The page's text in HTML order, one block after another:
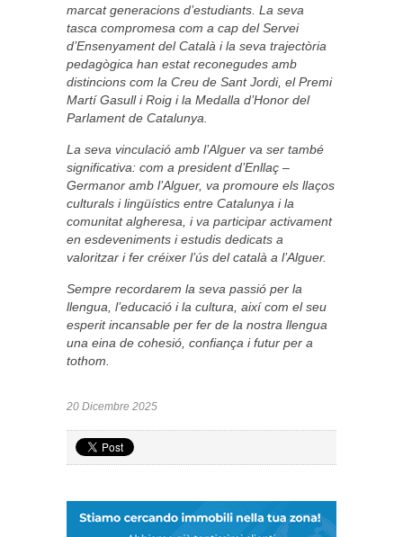
marcat generacions d’estudiants. La seva
tasca compromesa com a cap del Servei
d’Ensenyament del Català i la seva trajectòria
pedagògica han estat reconegudes amb
distincions com la Creu de Sant Jordi, el Premi
Martí Gasull i Roig i la Medalla d’Honor del
Parlament de Catalunya.
La seva vinculació amb l’Alguer va ser també
significativa: com a president d’Enllaç –
Germanor amb l’Alguer, va promoure els llaços
culturals i lingüístics entre Catalunya i la
comunitat algheresa, i va participar activament
en esdeveniments i estudis dedicats a
valoritzar i fer créixer l’ús del català a l’Alguer.
Sempre recordarem la seva passió per la
llengua, l’educació i la cultura, així com el seu
esperit incansable per fer de la nostra llengua
una eina de cohesió, confiança i futur per a
tothom.
20 Dicembre 2025